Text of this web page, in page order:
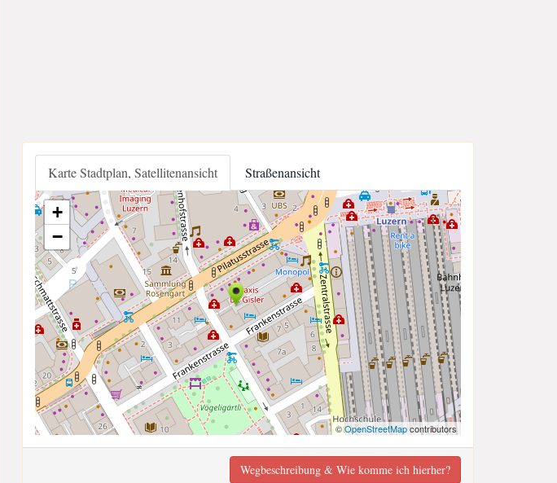
Karte Stadtplan, Satellitenansicht Straßenansicht
+
−
©OpenStreetMapcontributors
Wegbeschreibung & Wie komme ich hierher?